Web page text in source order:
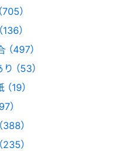
）
）
497）
（53）
19）
）
）
）